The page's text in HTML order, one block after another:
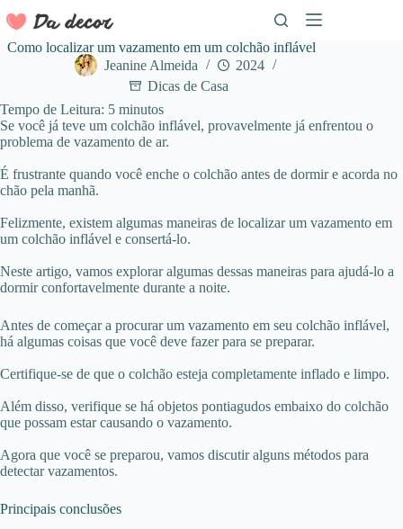
para
conteúdo
Como localizar um vazamento em um colchão inflável
Jeanine Almeida
2024
Dicas de Casa
Tempo de Leitura: 5 minutos
Se você já teve um colchão inflável, provavelmente já enfrentou o
problema de vazamento de ar.
É frustrante quando você enche o colchão antes de dormir e acorda no
chão pela manhã.
Felizmente, existem algumas maneiras de localizar um vazamento em
um colchão inflável e consertá-lo.
Neste artigo, vamos explorar algumas dessas maneiras para ajudá-lo a
dormir confortavelmente durante a noite.
Antes de começar a procurar um vazamento em seu colchão inflável,
há algumas coisas que você deve fazer para se preparar.
Certifique-se de que o colchão esteja completamente inflado e limpo.
Além disso, verifique se há objetos pontiagudos embaixo do colchão
que possam estar causando o vazamento.
Agora que você se preparou, vamos discutir alguns métodos para
detectar vazamentos.
Principais conclusões